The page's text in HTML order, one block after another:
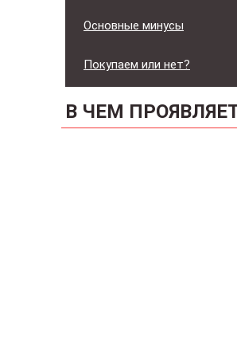
Основные минусы
Покупаем или нет?
В ЧЕМ